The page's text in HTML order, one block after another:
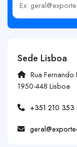
Insira o seu email
Sede Lisboa
Rua
1950-448 Lisboa
+351 210 353